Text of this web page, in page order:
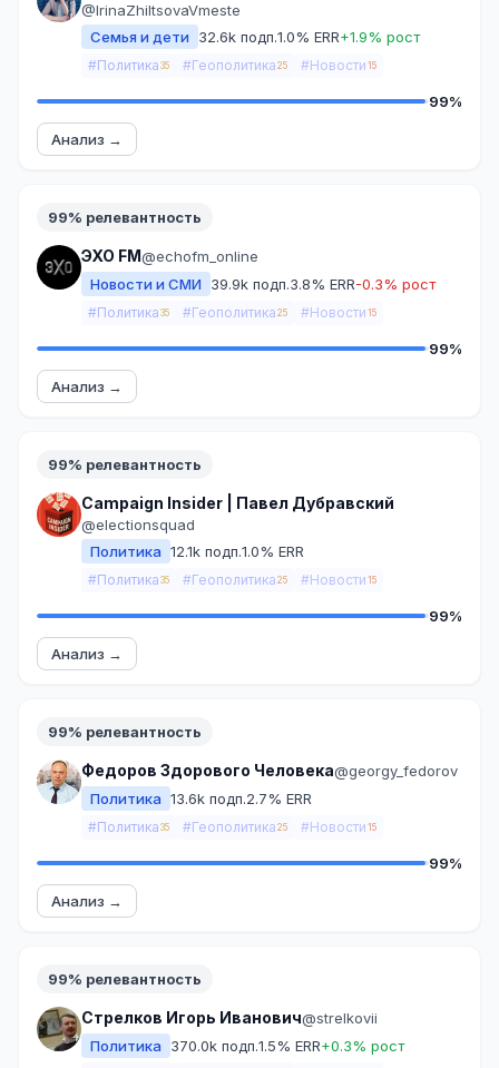
@IrinaZhiltsovaVmeste
Семья и дети
32.6k подп.1.0% ERR+1.9% рост
#Политика 35 #Геополитика 25 #Новости 15
99%
Анализ →
99% релевантность
ЭХО FM@echofm_online
Новости и СМИ
39.9k подп.3.8% ERR-0.3% рост
#Политика 35 #Геополитика 25 #Новости 15
99%
Анализ →
99% релевантность
Campaign Insider | Павел Дубравский
@electionsquad
Политика 12.1k подп.1.0% ERR
#Политика 35 #Геополитика 25 #Новости 15
99%
Анализ →
99% релевантность
Федоров Здорового Человека@georgy_fedorov
Политика 13.6k подп.2.7% ERR
#Политика 35 #Геополитика 25 #Новости 15
99%
Анализ →
99% релевантность
Стрелков Игорь Иванович@strelkovii
Политика
370.0k подп.1.5% ERR+0.3% рост